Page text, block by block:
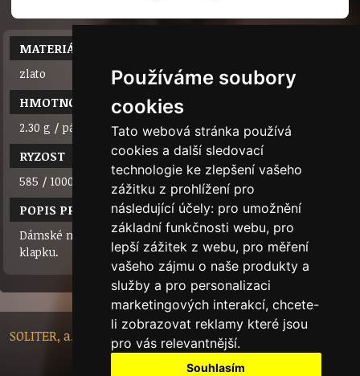
Používáme soubory
cookies
Tato webová stránka používá
cookies a další sledovací
technologie ke zlepšení vašeho
zážitku z prohlížení pro
následující účely: pro umožnění
základní funkčnosti webu, pro
lepší zážitek z webu, pro měření
vašeho zájmu o naše produkty a
služby a pro personalizaci
marketingových interakcí, chcete-
li zobrazovat reklamy které jsou
pro vás relevantnější.
Souhlasím
MATERIÁL
zlato
HMOTNOST
2.30 g / pár
RYZOST
585 / 1000 (14 karátů)
POPIS PRODUKTU
Dámské náušnice se syntetickými zirkony na klasickou
klapku.
SOLITER, a.s. - Nádražní 148/10, 46601 Jablonec nad Nisou,
Czech Republic